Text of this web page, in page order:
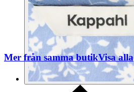
Mer från samma butikVisa alla